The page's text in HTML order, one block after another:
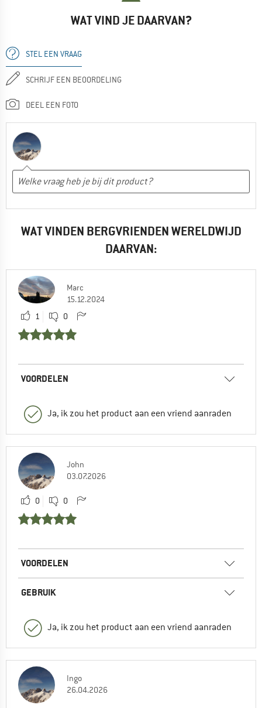
WAT VIND JE DAARVAN?
STEL EEN VRAAG
SCHRIJF EEN BEOORDELING
DEEL EEN FOTO
WAT VINDEN BERGVRIENDEN WERELDWIJD
DAARVAN:
Marc
15.12.2024
1
0
VOORDELEN
Ja, ik zou het product aan een vriend aanraden
John
03.07.2026
0 0
VOORDELEN
GEBRUIK
Ja, ik zou het product aan een vriend aanraden
Ingo
26.04.2026